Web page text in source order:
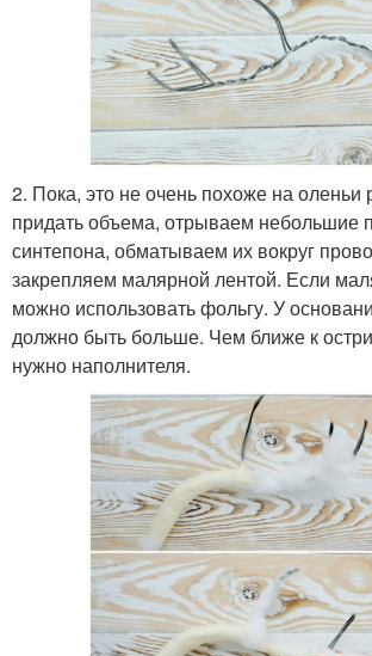
2. Пока, это не очень похоже на оленьи
придать объема, отрываем небольшие
синтепона, обматываем их вокруг
закрепляем малярной лентой. Если
можно использовать фольгу. У
должно быть больше. Чем ближе к
нужно наполнителя.